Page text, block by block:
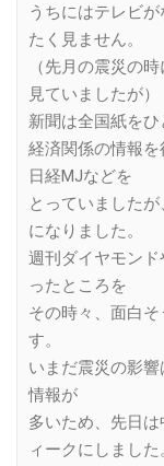
うちにはテレビ
たく見ません。
（先月の震災の
見ていましたが）
新聞は全国紙を
経済関係の情報を
日経MJなどを
とっていました
になりました。
週刊ダイヤモン
ったところを
その時々、面白
す。
いまだ震災の影
情報が
多いため、先日
ィークにしました